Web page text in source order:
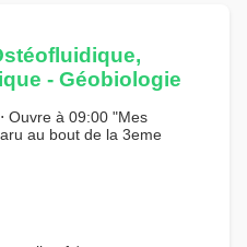
- Géobiologie
Ouvre à 09:00 "Mes
au bout de la 3eme